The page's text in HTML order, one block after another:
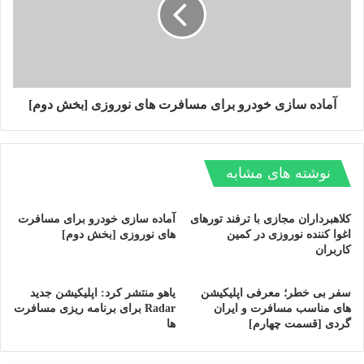
ها، از رونمایی آن در سال 2018 حکایت دارند. با این حال، هنوز هیچ
اطلاعات رسمی در مورد مشخصات این دستگاه و زمان دقیق
در سال جاری خبرها و شایعات زیادی
در رابطه با موبایل تاشدنی
سامسونگ به نام «گلکسی اکس» به
گوش رسیده و آخرین گزارش ها، از
رونمایی آن در سال 2018 حکایت
سامسونگ
آماده سازی خودرو برای مسافرت های نوروزی [بخش دوم]
نوشته های مشابه
کلاهبرداران مجازی با ترفند تورهای
اغوا کننده نوروزی در کمین
کاربران
آماده سازی خودرو برای مسافرت
های نوروزی [بخش دوم]
سفر بی خطر؛ معرفی اپلیکیشن
های مناسب مسافرت و ایران
گردی [قسمت چهارم]
یاهو منتشر کرد: اپلیکیشن جدید
Radar برای برنامه ریزی مسافرت
ها